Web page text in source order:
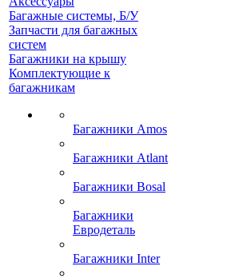
Багажные системы, Б/У
Запчасти для багажных
систем
Багажники на крышу
Комплектующие к
багажникам
Багажники Amos
Багажники Atlant
Багажники Bosal
Багажники
Евродеталь
Багажники Inter